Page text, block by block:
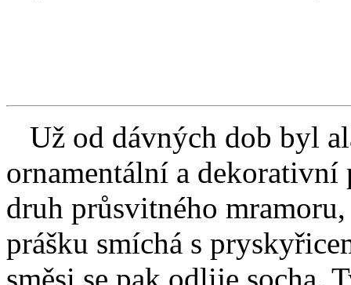
Už od dávných dob byl
ornamentální a dekorativní
druh průsvitného
prášku smíchá s
směsi se pak odlije socha.